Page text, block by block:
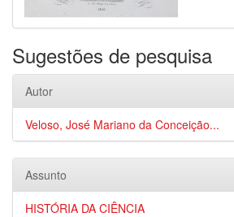
Sugestões de pesquisa
Autor
Veloso, José Mariano da Conceição...
Assunto
HISTÓRIA DA CIÊNCIA